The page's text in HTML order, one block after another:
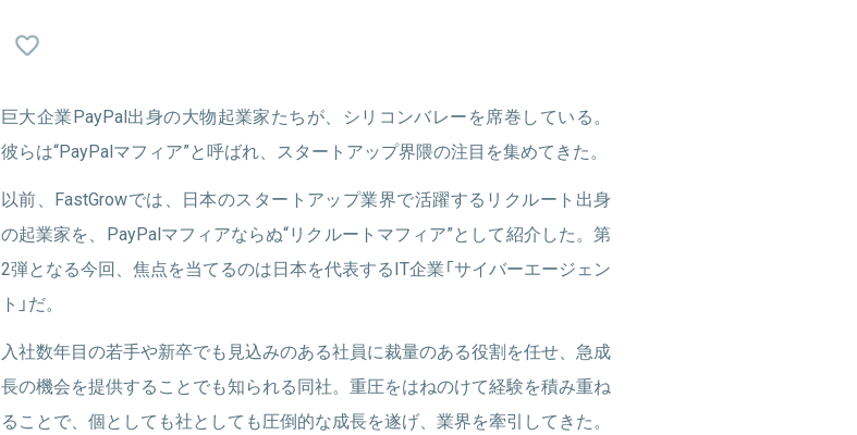
巨大企業PayPal出身の大物起業家たちが、シリコンバレーを席巻している。
彼らは“PayPalマフィア”と呼ばれ、スタートアップ界隈の注目を集めてきた。
以前、FastGrowでは、日本のスタートアップ業界で活躍するリクルート出身
の起業家を、PayPalマフィアならぬ“リクルートマフィア”として紹介した。第
2弾となる今回、焦点を当てるのは日本を代表するIT企業「サイバーエージェン
ト」だ。
入社数年目の若手や新卒でも見込みのある社員に裁量のある役割を任せ、急成
長の機会を提供することでも知られる同社。重圧をはねのけて経験を積み重ね
ることで、個としても社としても圧倒的な成長を遂げ、業界を牽引してきた。